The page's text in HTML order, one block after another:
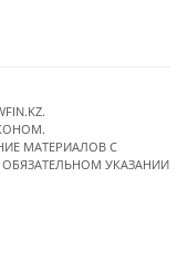
МАТЕРИАЛОВ C
УКАЗАНИИ